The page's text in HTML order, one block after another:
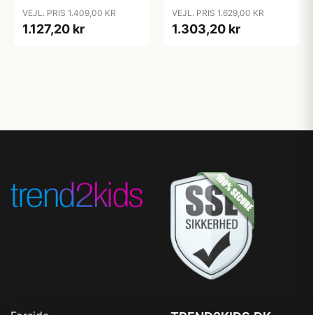
VEJL. PRIS 1.409,00 KR
1.127,20 kr
VEJL. PRIS 1.629,00 KR
1.303,20 kr